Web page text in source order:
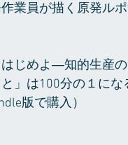
業員が描く原発ル
はじめよ―知的生産
」は100分の１にな
版で購入）